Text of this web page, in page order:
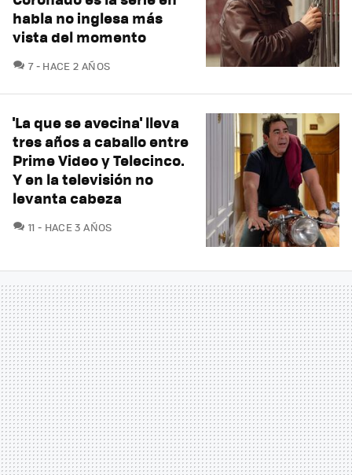
habla no inglesa más
vista del momento
7COMENTARIOS
HACE 2 AÑOS
'La que se avecina' lleva
tres años a caballo entre
Prime Video y Telecinco.
Y en la televisión no
levanta cabeza
11 COMENTARIOS
HACE 3 AÑOS